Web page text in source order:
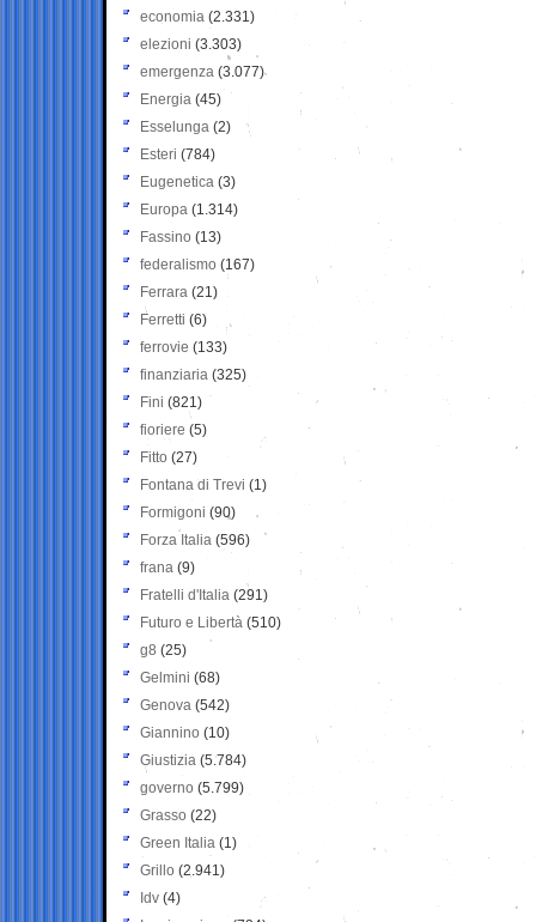
economia (2.331)
elezioni (3.303)
emergenza (3.077)
Energia (45)
Esselunga (2)
Esteri (784)
Eugenetica (3)
Europa (1.314)
Fassino (13)
federalismo (167)
Ferrara (21)
Ferretti (6)
ferrovie (133)
finanziaria (325)
Fini (821)
fioriere (5)
Fitto (27)
Fontana di Trevi (1)
Formigoni (90)
Forza Italia (596)
frana (9)
Fratelli d'Italia (291)
Futuro e Libertà (510)
g8 (25)
Gelmini (68)
Genova (542)
Giannino (10)
Giustizia (5.784)
governo (5.799)
Grasso (22)
Green Italia (1)
Grillo (2.941)
Idv (4)